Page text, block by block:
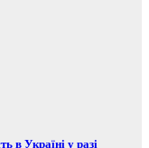
в Україні у разі